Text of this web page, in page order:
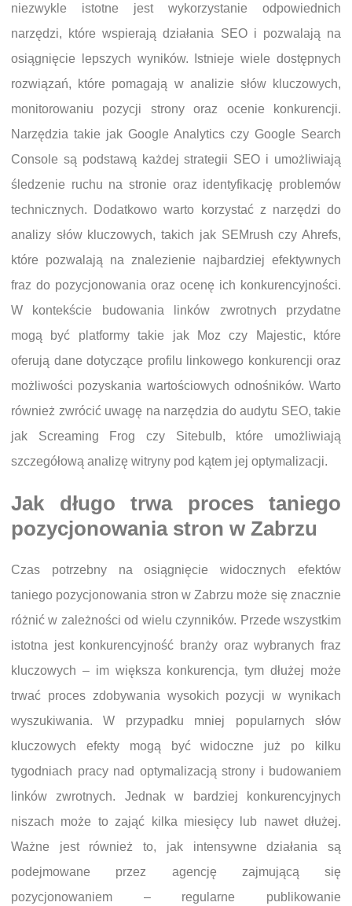
niezwykle istotne jest wykorzystanie odpowiednich
narzędzi, które wspierają działania SEO i pozwalają na
osiągnięcie lepszych wyników. Istnieje wiele dostępnych
rozwiązań, które pomagają w analizie słów kluczowych,
monitorowaniu pozycji strony oraz ocenie konkurencji.
Narzędzia takie jak Google Analytics czy Google Search
Console są podstawą każdej strategii SEO i umożliwiają
śledzenie ruchu na stronie oraz identyfikację problemów
technicznych. Dodatkowo warto korzystać z narzędzi do
analizy słów kluczowych, takich jak SEMrush czy Ahrefs,
które pozwalają na znalezienie najbardziej efektywnych
fraz do pozycjonowania oraz ocenę ich konkurencyjności.
W kontekście budowania linków zwrotnych przydatne
mogą być platformy takie jak Moz czy Majestic, które
oferują dane dotyczące profilu linkowego konkurencji oraz
możliwości pozyskania wartościowych odnośników. Warto
również zwrócić uwagę na narzędzia do audytu SEO, takie
jak Screaming Frog czy Sitebulb, które umożliwiają
szczegółową analizę witryny pod kątem jej optymalizacji.
Jak długo trwa proces taniego
pozycjonowania stron w Zabrzu
Czas potrzebny na osiągnięcie widocznych efektów
taniego pozycjonowania stron w Zabrzu może się znacznie
różnić w zależności od wielu czynników. Przede wszystkim
istotna jest konkurencyjność branży oraz wybranych fraz
kluczowych – im większa konkurencja, tym dłużej może
trwać proces zdobywania wysokich pozycji w wynikach
wyszukiwania. W przypadku mniej popularnych słów
kluczowych efekty mogą być widoczne już po kilku
tygodniach pracy nad optymalizacją strony i budowaniem
linków zwrotnych. Jednak w bardziej konkurencyjnych
niszach może to zająć kilka miesięcy lub nawet dłużej.
Ważne jest również to, jak intensywne działania są
podejmowane przez agencję zajmującą się
pozycjonowaniem – regularne publikowanie